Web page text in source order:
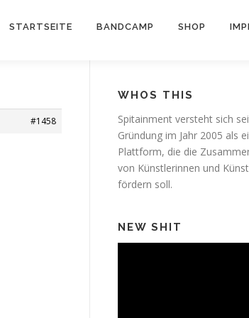
STARTSEITE BANDCAMP SHOP
#1458
WHOS THIS
Spitainment versteht sich
Gründung im Jahr 2005 als
Plattform, die die
von Künstlerinnen und
fördern soll.
NEW SHIT